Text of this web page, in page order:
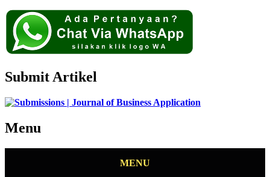
Submit Artikel
Menu
MENU